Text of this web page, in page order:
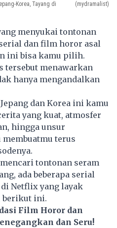
Korea, Tayang di
(mydramalist)
menyukai tontonan
dan film horor asal
ini bisa kamu pilih.
tersebut menawarkan
hanya mengandalkan
dan Korea ini kamu
yang kuat, atmosfer
hingga unsur
terus
tontonan seram
ada beberapa serial
di Netflixyang layak
berikut ini.
Film Horor dan
dan Seru!